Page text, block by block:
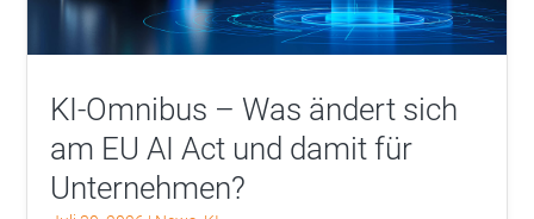
KI-Omnibus – Was ändert sich
am EU AI Act und damit für
Unternehmen?